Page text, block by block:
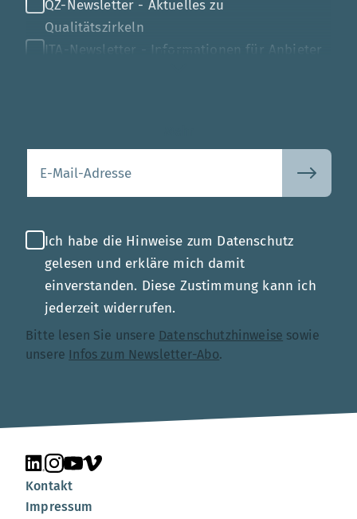
QZ-Newsletter - Aktuelles zu
Qualitätszirkeln
ITA-Newsletter - Informationen für Anbieter
Ich habe die Hinweise zum Datenschutz
gelesen und erkläre mich damit
einverstanden. Diese Zustimmung kann ich
jederzeit widerrufen.
Bitte lesen Sie unsere Datenschutzhinweise sowie
unsere Infos zum Newsletter-Abo.
Unsere Seite auf LinkedIn
Unsere Seite auf Instagram
Unsere Seite auf YouTube
Unsere Seite auf Vimeo
Kontakt
Impressum